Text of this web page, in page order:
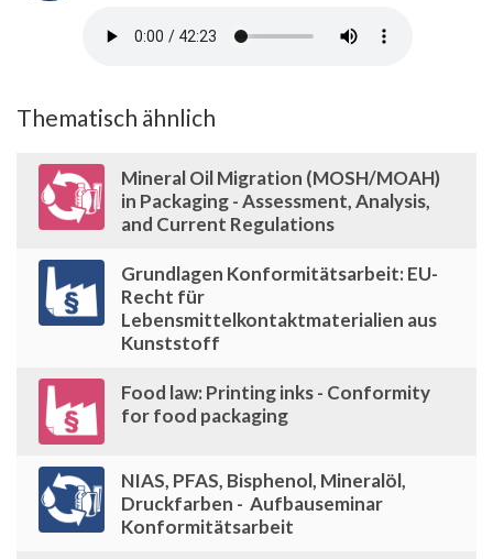
Thematisch ähnlich
Mineral Oil Migration (MOSH/MOAH)
in Packaging - Assessment, Analysis,
and Current Regulations
Grundlagen Konformitätsarbeit: EU-
Recht für
Lebensmittelkontaktmaterialien aus
Kunststoff
Food law: Printing inks - Conformity
for food packaging
NIAS, PFAS, Bisphenol, Mineralöl,
Druckfarben - Aufbauseminar
Konformitätsarbeit